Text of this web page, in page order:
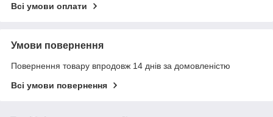
Всі умови оплати
Умови повернення
Повернення товару впродовж 14 днів за домовленістю
Всі умови повернення